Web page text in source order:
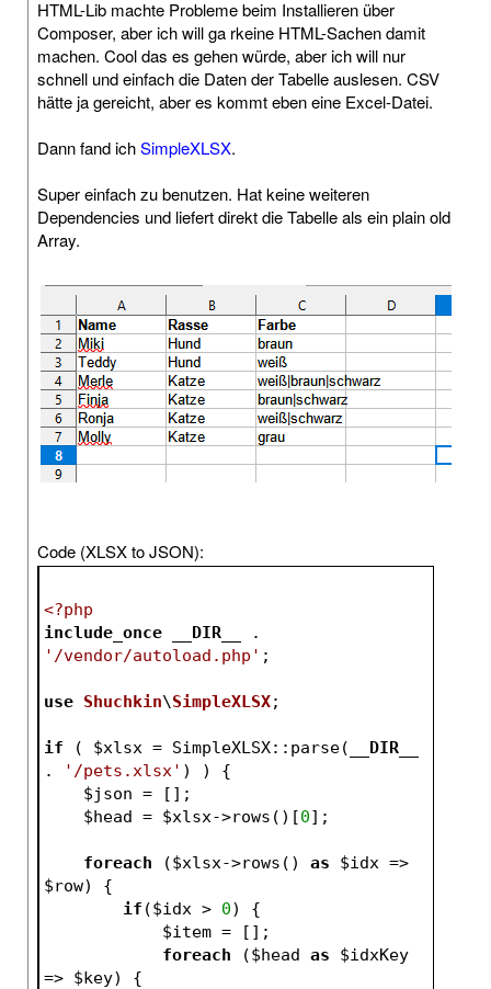
HTML-Lib machte Probleme beim Installieren über
Composer, aber ich will ga rkeine HTML-Sachen damit
machen. Cool das es gehen würde, aber ich will nur
schnell und einfach die Daten der Tabelle auslesen. CSV
hätte ja gereicht, aber es kommt eben eine Excel-Datei.
Dann fand ichSimpleXLSX.
Super einfach zu benutzen. Hat keine weiteren
Dependencies und liefert direkt die Tabelle als ein plain old
Array.
Code (XLSX to JSON):
<?php
include_once
__DIR__
'/vendor/autoload.php' ;
use Shuchkin\SimpleXLSX;
if ( $xlsx = SimpleXLSX::parse(
__DIR__
.
'/pets.xlsx' ) ) {
$json = [];
$head = $xlsx->rows()[0];
foreach ($xlsx->rows() as $idx
$row) {
if ($idx > 0) {
$item = [];
foreach ($head as
$idxKey
=> $key) {